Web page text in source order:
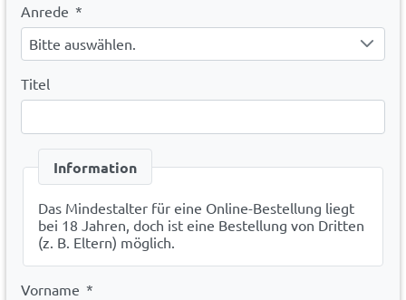
Anrede *
Bitte auswählen.
Titel
Information
Das Mindestalter für eine Online-Bestellung liegt
bei 18 Jahren, doch ist eine Bestellung von Dritten
(z. B. Eltern) möglich.
Vorname *